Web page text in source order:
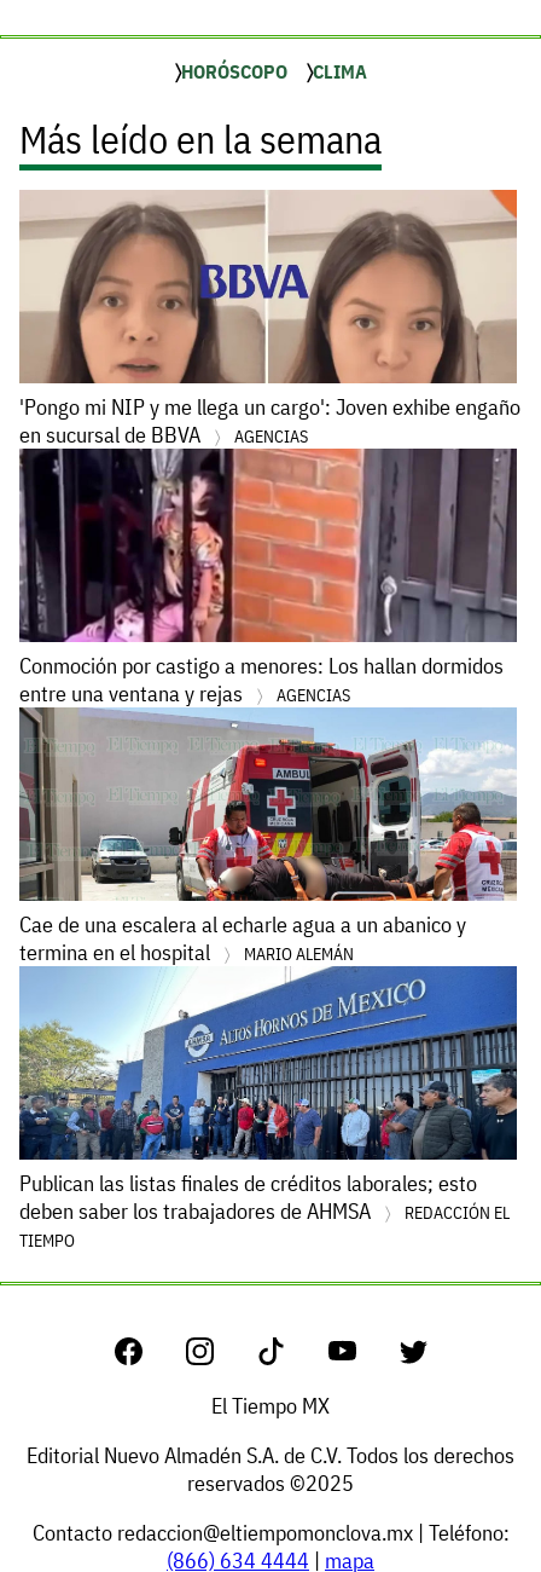
HORÓSCOPO CLIMA
Más leído en la semana
'Pongo mi NIP y me llega un cargo': Joven exhibe engaño
en sucursal de BBVA
AGENCIAS
Conmoción por castigo a menores: Los hallan dormidos
entre una ventana y rejas
AGENCIAS
Cae de una escalera al echarle agua a un abanico y
termina en el hospital
MARIO ALEMÁN
Publican las listas finales de créditos laborales; esto
deben saber los trabajadores de AHMSA
REDACCIÓN EL
TIEMPO
El Tiempo MX
Editorial Nuevo Almadén S.A. de C.V. Todos los derechos
reservados ©2025
Contacto redaccion@eltiempomonclova.mx| Teléfono:
(866) 634 4444 | mapa